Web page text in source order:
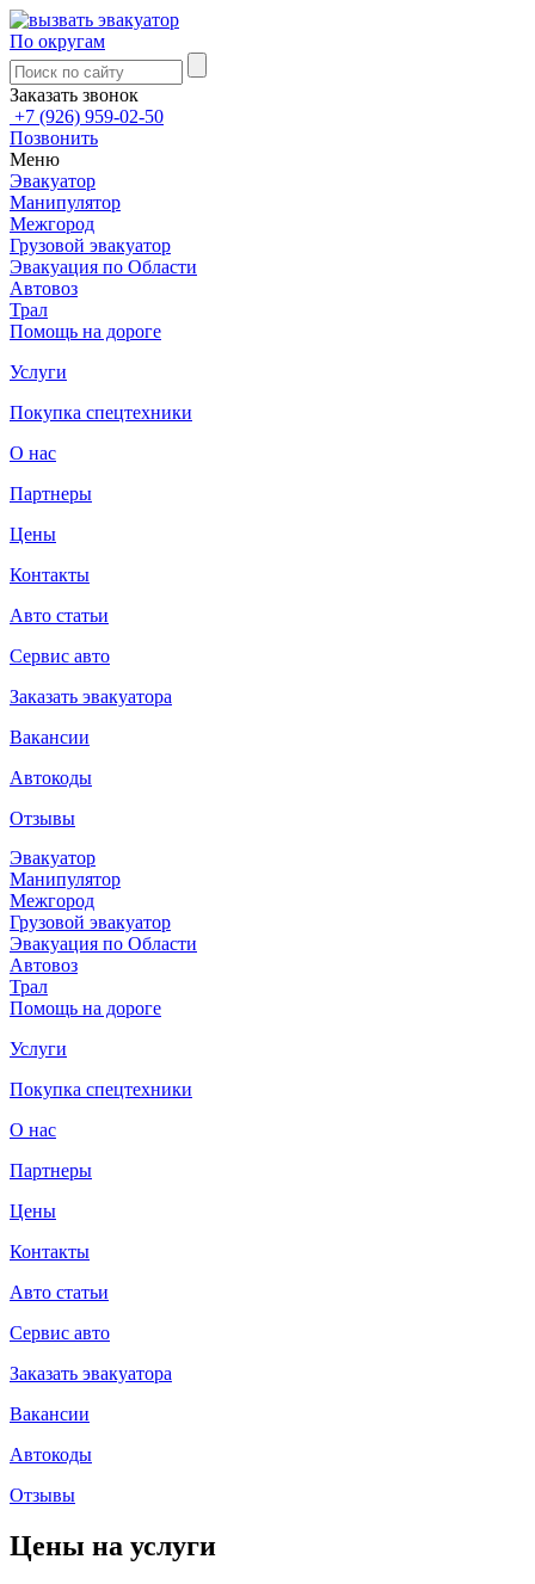
По округам
Заказать звонок
+7 (926) 959-02-50
Позвонить
Меню
Эвакуатор
Манипулятор
Межгород
Грузовой эвакуатор
Эвакуация по Области
Автовоз
Трал
Помощь на дороге
Услуги
Покупка спецтехники
О нас
Партнеры
Цены
Контакты
Авто статьи
Сервис авто
Заказать эвакуатора
Вакансии
Автокоды
Отзывы
Эвакуатор
Манипулятор
Межгород
Грузовой эвакуатор
Эвакуация по Области
Автовоз
Трал
Помощь на дороге
Услуги
Покупка спецтехники
О нас
Партнеры
Цены
Контакты
Авто статьи
Сервис авто
Заказать эвакуатора
Вакансии
Автокоды
Отзывы
Цены на услуги